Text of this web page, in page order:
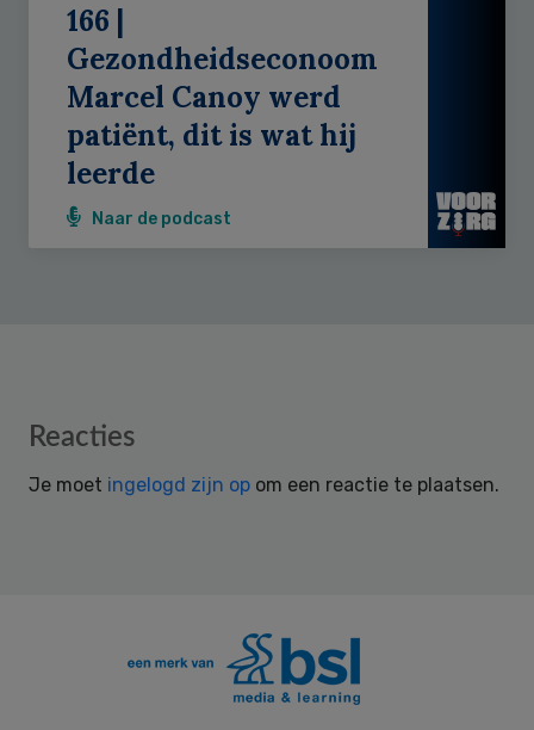
166 |
Gezondheidseconoom
Marcel Canoy werd
patiënt, dit is wat hij
leerde
Naar de podcast
Reader
Reacties
Je moet ingelogd zijn op om een reactie te plaatsen.